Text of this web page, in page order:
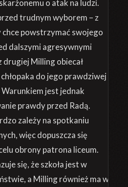
o atak na ludzi.
trudnym wyborem – z
powstrzymać swojego
dalszymi agresywnymi
drugiej Milling obiecał
do jego prawdziwej
jest jednak
prawdy przed Radą.
zależy na spotkaniu
więc dopuszcza się
obrony patrona liceum.
się, że szkoła jest w
a Milling również ma w